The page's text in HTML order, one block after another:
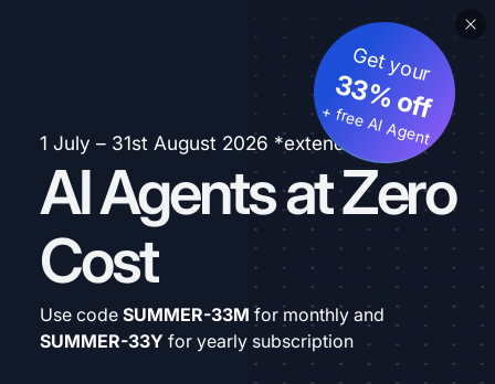
1 July – 31st August 2026 *extended
AI Agents at Zero
Cost
Get your
33% off
+ free AI Agent
Use code SUMMER-33M for monthly and
SUMMER-33Y for yearly subscription